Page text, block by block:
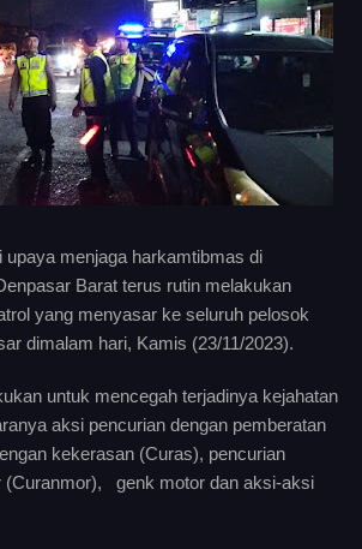
upaya menjaga harkamtibmas di
Barat terus rutin melakukan
yang menyasar ke seluruh pelosok
dimalam hari, Kamis (23/11/2023).
untuk mencegah terjadinya kejahatan
aksi pencurian dengan pemberatan
kekerasan (Curas), pencurian
(Curanmor), genk motor dan aksi-aksi